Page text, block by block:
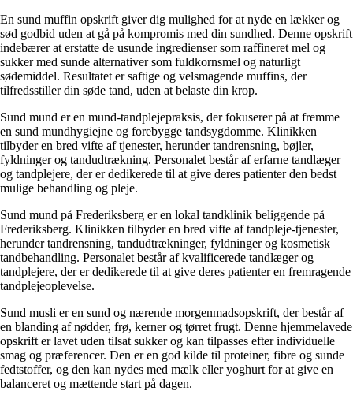
En sund muffin opskrift giver dig mulighed for at nyde en lækker og
sød godbid uden at gå på kompromis med din sundhed. Denne opskrift
indebærer at erstatte de usunde ingredienser som raffineret mel og
sukker med sunde alternativer som fuldkornsmel og naturligt
sødemiddel. Resultatet er saftige og velsmagende muffins, der
tilfredsstiller din søde tand, uden at belaste din krop.
Sund mund er en mund-tandplejepraksis, der fokuserer på at fremme
en sund mundhygiejne og forebygge tandsygdomme. Klinikken
tilbyder en bred vifte af tjenester, herunder tandrensning, bøjler,
fyldninger og tandudtrækning. Personalet består af erfarne tandlæger
og tandplejere, der er dedikerede til at give deres patienter den bedst
mulige behandling og pleje.
Sund mund på Frederiksberg er en lokal tandklinik beliggende på
Frederiksberg. Klinikken tilbyder en bred vifte af tandpleje-tjenester,
herunder tandrensning, tandudtrækninger, fyldninger og kosmetisk
tandbehandling. Personalet består af kvalificerede tandlæger og
tandplejere, der er dedikerede til at give deres patienter en fremragende
tandplejeoplevelse.
Sund musli er en sund og nærende morgenmadsopskrift, der består af
en blanding af nødder, frø, kerner og tørret frugt. Denne hjemmelavede
opskrift er lavet uden tilsat sukker og kan tilpasses efter individuelle
smag og præferencer. Den er en god kilde til proteiner, fibre og sunde
fedtstoffer, og den kan nydes med mælk eller yoghurt for at give en
balanceret og mættende start på dagen.